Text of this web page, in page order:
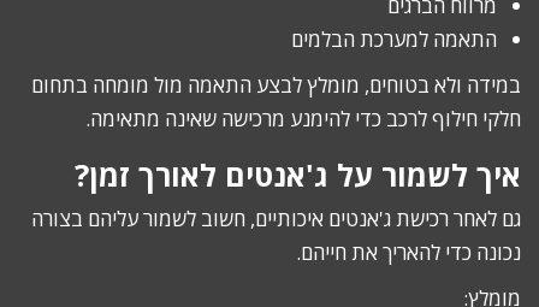
התאמה למערכת הבלמים
במידה ולא בטוחים, מומלץ לבצע התאמה מול מומחה בתחום
חלקי חילוף לרכב כדי להימנע מרכישה שאינה מתאימה.
איך לשמור על ג'אנטים לאורך זמן?
גם לאחר רכישת ג'אנטים איכותיים, חשוב לשמור עליהם בצורה
נכונה כדי להאריך את חייהם.
מומלץ: